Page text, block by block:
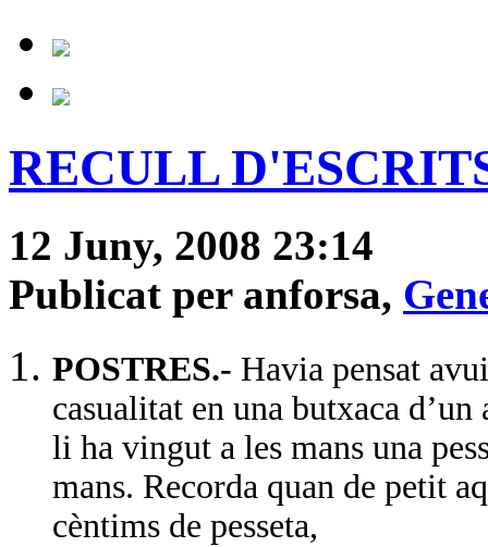
RECULL
12 Juny, 2008 23:14
Publicat per anforsa,
POSTRES.- Havia pensat
casualitat en una butxaca
li ha vingut a les mans una
mans. Recorda quan de petit
cèntims de pesseta,